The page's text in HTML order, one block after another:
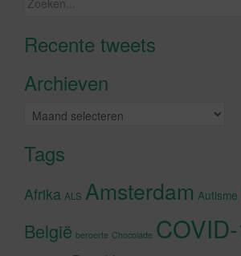
Recente tweetsKlik om marketing cookies
Archieven
Archieven
Tags
Afrika ALS Amsterdam Autisme
België beroerte Chocolade